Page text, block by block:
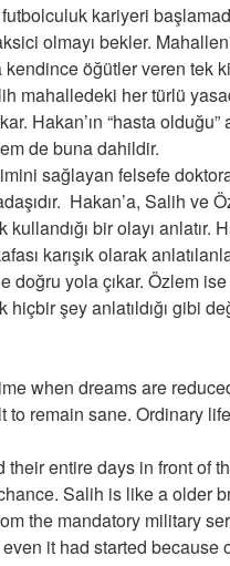
kariyeri
olmayı bekler.
öğütler veren tek
mahalledeki her türlü
Hakan’ın “hasta
de buna dahildir.
sağlayan felsefe
Hakan’a, Salih ve
bir olayı anlatır.
karışık olarak
yola çıkar. Özlem ise
şey anlatıldığı gibi
when dreams are
to remain sane. Ordinary
entire days in front of
Salih is like a older
the mandatory military
it had started because